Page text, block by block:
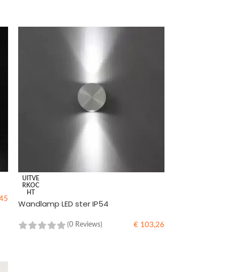
UITVE
RKOC
HT
Wandlamp LED ster IP54
(0 Reviews) €103,26